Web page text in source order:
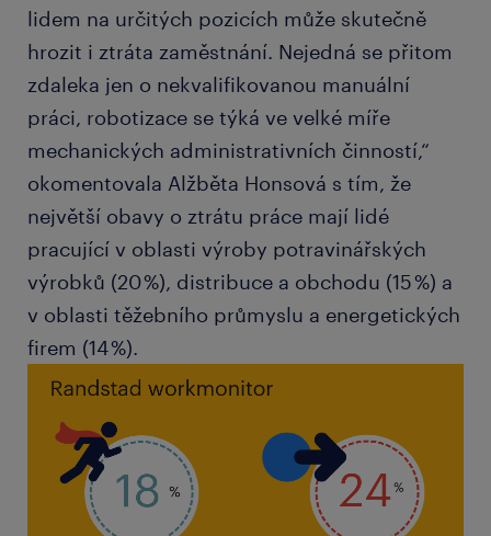
lidem na určitých pozicích může skutečně
hrozit i ztráta zaměstnání. Nejedná se přitom
zdaleka jen o nekvalifikovanou manuální
práci, robotizace se týká ve velké míře
mechanických administrativních činností,“
okomentovala Alžběta Honsová s tím, že
největší obavy o ztrátu práce mají lidé
pracující v oblasti výroby potravinářských
výrobků (20 %), distribuce a obchodu (15 %) a
v oblasti těžebního průmyslu a energetických
firem (14 %).